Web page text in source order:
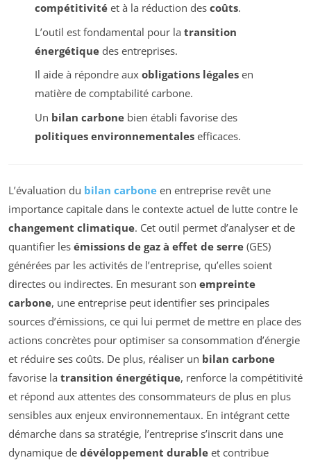
compétitivitéet à la réduction des coûts.
L’outil est fondamental pour la transition
énergétiquedes entreprises.
Il aide à répondre aux obligations légalesen
matière de comptabilité carbone.
Un bilan carbonebien établi favorise des
politiques environnementalesefficaces.
L’évaluation du bilan carbone en entreprise revêt une
importance capitale dans le contexte actuel de lutte contre le
changement climatique. Cet outil permet d’analyser et de
quantifier les émissions de gaz à effet de serre (GES)
générées par les activités de l’entreprise, qu’elles soient
directes ou indirectes. En mesurant son empreinte
carbone, une entreprise peut identifier ses principales
sources d’émissions, ce qui lui permet de mettre en place des
actions concrètes pour optimiser sa consommation d’énergie
et réduire ses coûts. De plus, réaliser un bilan carbone
favorise la transition énergétique, renforce la compétitivité
et répond aux attentes des consommateurs de plus en plus
sensibles aux enjeux environnementaux. En intégrant cette
démarche dans sa stratégie, l’entreprise s’inscrit dans une
dynamique de dévéloppement durable et contribue